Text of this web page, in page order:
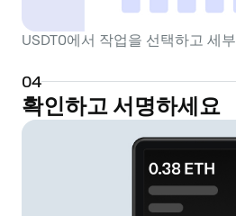
USDT0에서 작업을 선택하고 세
04
확인하고 서명하세요